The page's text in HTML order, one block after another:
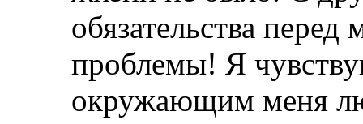
обязательства
проблемы! Я
окружающим меня